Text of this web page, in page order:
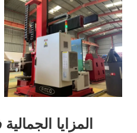
المزايا